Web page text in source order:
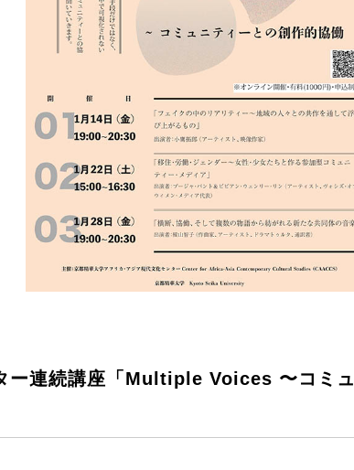
ー連続講座「Multiple Voices 〜コミュ